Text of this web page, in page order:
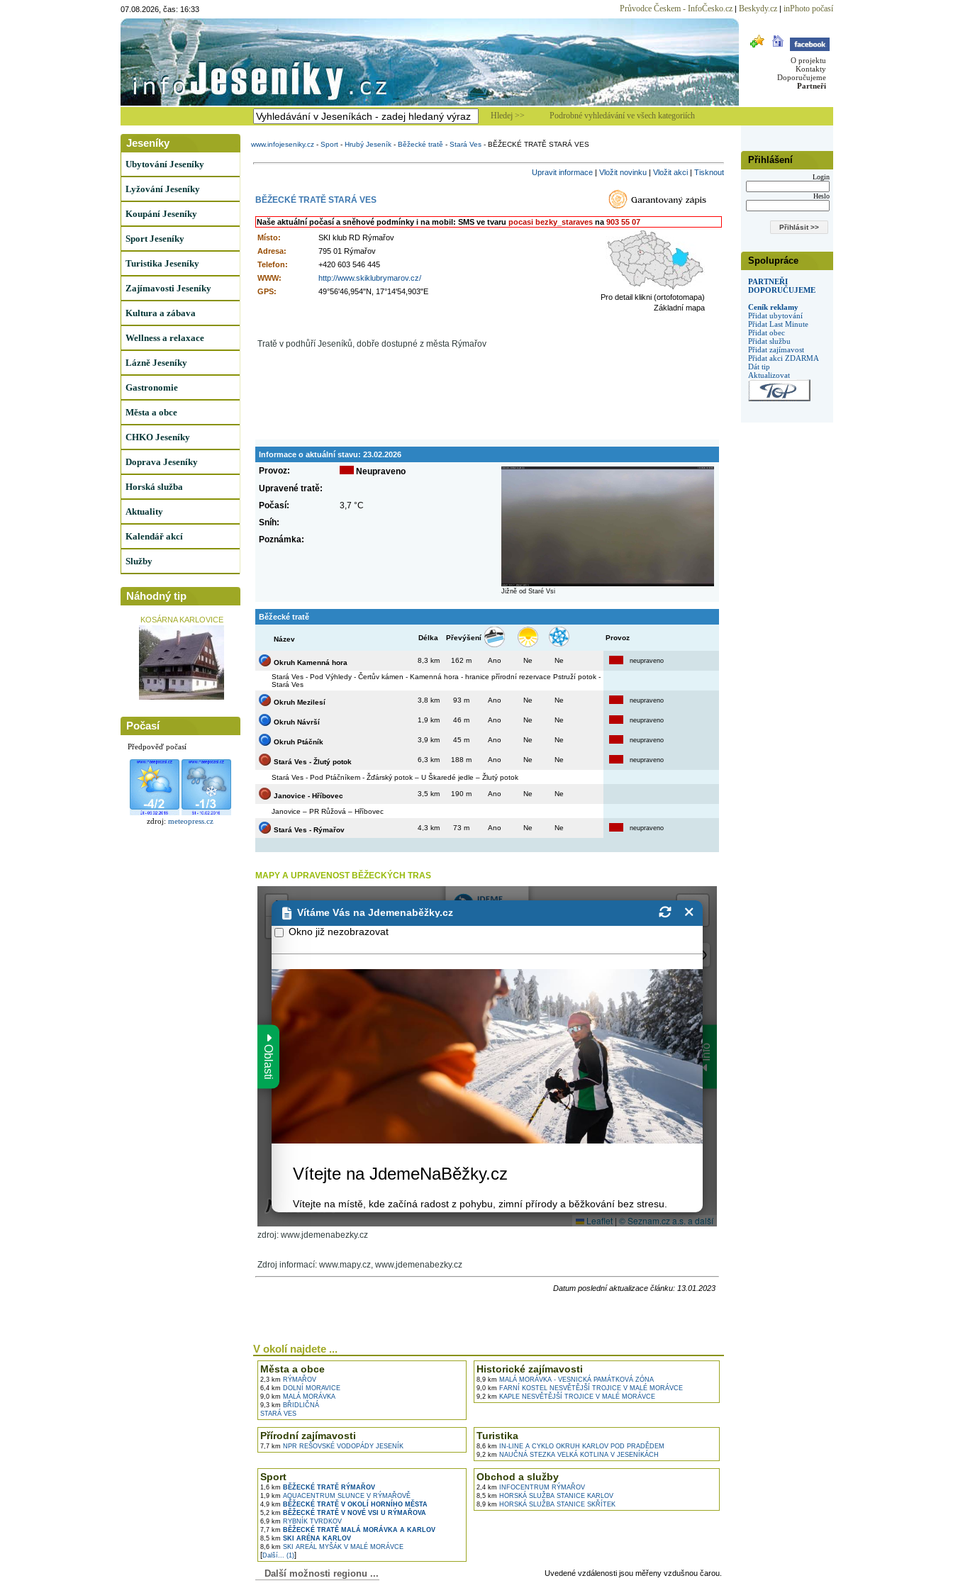
07.08.2026, čas: 16:33 Průvodce Českem - InfoČesko.cz| Beskydy.cz| inPhoto počasí
O projektu
Kontakty
Doporučujeme
Partneři
Hledej >> Podrobné vyhledávání ve všech kategoriích
Přihlášení
Login
Heslo
Spolupráce
PARTNEŘI
DOPORUČUJEME
Ceník reklamy
Přidat ubytování
Přidat Last Minute
Přidat obec
Přidat službu
Přidat zajímavost
Přidat akci ZDARMA
Dát tip
Aktualizovat
Jeseníky
Ubytování Jeseníky
Lyžování Jeseníky
Koupání Jeseníky
Sport Jeseníky
Turistika Jeseníky
Zajímavosti Jeseníky
Kultura a zábava
Wellness a relaxace
Lázně Jeseníky
Gastronomie
Města a obce
CHKO Jeseníky
Doprava Jeseníky
Horská služba
Aktuality
Kalendář akcí
Služby
Náhodný tip
KOSÁRNA KARLOVICE
Počasí
Předpověď počasí
zdroj: meteopress.cz
www.infojeseniky.cz- Sport- Hrubý Jeseník- Běžecké tratě - Stará Ves- BĚŽECKÉ TRATĚ STARÁ VES
Upravit informace| Vložit novinku| Vložit akci| Tisknout
BĚŽECKÉ TRATĚ STARÁ VES
Naše aktuální počasí a sněhové podmínky i na mobil: SMS ve tvaru pocasi bezky_staravesna 903 55 07
Místo:
SKI klub RD Rýmařov
Adresa:
795 01 Rýmařov
Telefon:
+420 603 546 445
WWW:
http://www.skiklubrymarov.cz/
GPS:
49°56'46,954"N, 17°14'54,903"E
Pro detail klikni (ortofotomapa)
Základní mapa
Tratě v podhůří Jeseníků, dobře dostupné z města Rýmařov
Informace o aktuální stavu: 23.02.2026
Provoz:
Neupraveno
Upravené tratě:
Počasí:
3,7 °C
Sníh:
Poznámka:
Jižně od Staré Vsi
Běžecké tratě
Název Délka Převýšení Provoz
Okruh Kamenná hora 8,3 km 162 m Ano Ne Ne neupraveno
Stará Ves - Pod Výhledy - Čertův kámen - Kamenná hora - hranice přírodní rezervace Pstruží potok -
Stará Ves
Okruh Mezilesí 3,8 km 93 m Ano Ne Ne neupraveno
Okruh Návrší 1,9 km 46 m Ano Ne Ne neupraveno
Okruh Ptáčník 3,9 km 45 m Ano Ne Ne neupraveno
Stará Ves - Žlutý potok 6,3 km 188 m Ano Ne Ne neupraveno
Stará Ves - Pod Ptáčníkem - Žďárský potok – U Škaredé jedle – Žlutý potok
Janovice - Hříbovec 3,5 km 190 m Ano Ne Ne
Janovice – PR Růžová – Hříbovec
Stará Ves - Rýmařov 4,3 km 73 m Ano Ne Ne neupraveno
MAPY A UPRAVENOST BĚŽECKÝCH TRAS
zdroj: www.jdemenabezky.cz
Zdroj informací: www.mapy.cz, www.jdemenabezky.cz
Datum poslední aktualizace článku: 13.01.2023
V okolí najdete ...
Města a obce
2,3 km RÝMAŘOV
6,4 km DOLNÍ MORAVICE
9,0 km MALÁ MORÁVKA
9,3 km BŘIDLIČNÁ
STARÁ VES
Historické zajímavosti
8,9 km MALÁ MORÁVKA - VESNICKÁ PAMÁTKOVÁ ZÓNA
9,0 km FARNÍ KOSTEL NESVĚTĚJŠÍ TROJICE V MALÉ MORÁVCE
9,2 km KAPLE NESVĚTĚJŠÍ TROJICE V MALÉ MORÁVCE
Přírodní zajímavosti
7,7 km NPR REŠOVSKÉ VODOPÁDY JESENÍK
Turistika
8,6 km IN-LINE A CYKLO OKRUH KARLOV POD PRADĚDEM
9,2 km NAUČNÁ STEZKA VELKÁ KOTLINA V JESENÍKÁCH
Sport
1,6 km BĚŽECKÉ TRATĚ RÝMAŘOV
1,9 km AQUACENTRUM SLUNCE V RÝMAŘOVĚ
4,9 km BĚŽECKÉ TRATĚ V OKOLÍ HORNÍHO MĚSTA
5,2 km BĚŽECKÉ TRATĚ V NOVÉ VSI U RÝMAŘOVA
6,9 km RYBNÍK TVRDKOV
7,7 km BĚŽECKÉ TRATĚ MALÁ MORÁVKA A KARLOV
8,5 km SKI ARÉNA KARLOV
8,6 km SKI AREÁL MYŠÁK V MALÉ MORÁVCE
[Další... (1)]
Obchod a služby
2,4 km INFOCENTRUM RÝMAŘOV
8,5 km HORSKÁ SLUŽBA STANICE KARLOV
8,9 km HORSKÁ SLUŽBA STANICE SKŘÍTEK
Další možnosti regionu ... Uvedené vzdálenosti jsou měřeny vzdušnou čarou.